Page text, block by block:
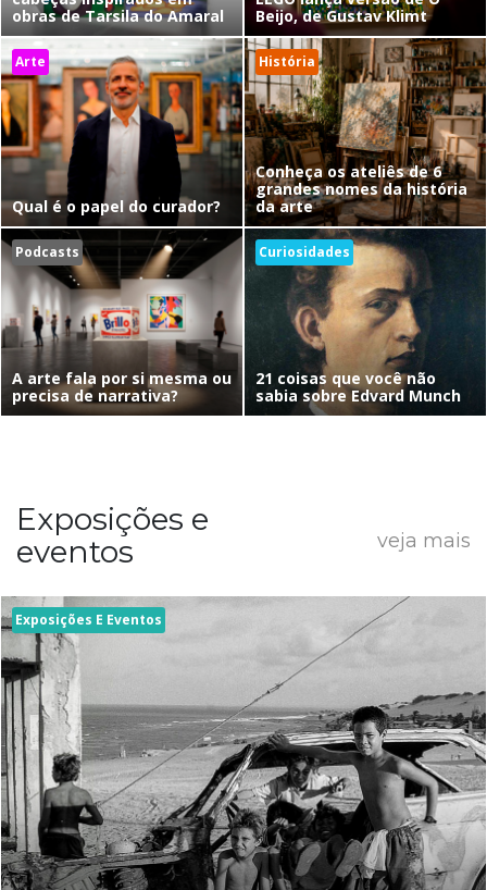
obras de Tarsila do Amaral
Beijo, de Gustav Klimt
Arte
Qual é o papel do curador?
História
Conheça os ateliês de 6
grandes nomes da história
da arte
Podcasts
A arte fala por si mesma ou
precisa de narrativa?
Curiosidades
21 coisas que você não
sabia sobre Edvard Munch
Exposições e
eventos
veja mais
Exposições E Eventos